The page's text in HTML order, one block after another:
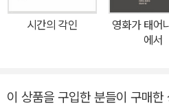
스럽게 깨달았다. 2차 대전, 원자폭
대사의 복판에서 이 예술가는 사회의
릴 뿐이었다. <침묵>(1966), <늑대
페르소나>는 서구 모더니즘 영화의
매우 짜릿하다. 책은 말미에 가까워
든다. 그것들이 실재하는 그의 기억
운 감각들이 부드러워지면서 그리움
시간의 각인
영화가 태어
에서
이 상품을 구입한 분들이 구매한